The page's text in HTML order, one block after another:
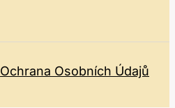
Ochrana Osobních Údajů